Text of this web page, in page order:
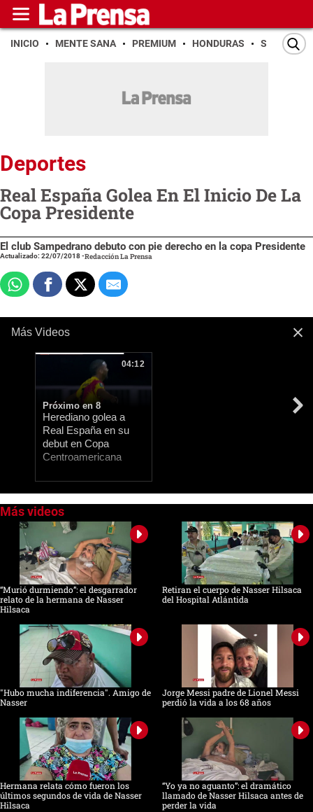
INICIO MENTE SANA PREMIUM HONDURAS SAN PEDRO
Deportes
Real España Golea En El Inicio De La
Copa Presidente
El club Sampedrano debuto con pie derecho en la copa Presidente
Actualizado: 22/07/2018-Redacción La Prensa
Más Videos
04:12
Próximo en 8
Herediano golea a
Real España en su
debut en Copa
Centroamericana
seconds
seconds
“Murió durmiendo”: el desgarrador
relato de la hermana de Nasser
Hilsaca
Retiran el cuerpo de Nasser Hilsaca
del Hospital Atlántida
"Hubo mucha indiferencia". Amigo de
Nasser
Jorge Messi padre de Lionel Messi
perdió la vida a los 68 años
Hermana relata cómo fueron los
últimos segundos de vida de Nasser
Hilsaca
“Yo ya no aguanto”: el dramático
llamado de Nasser Hilsaca antes de
perder la vida